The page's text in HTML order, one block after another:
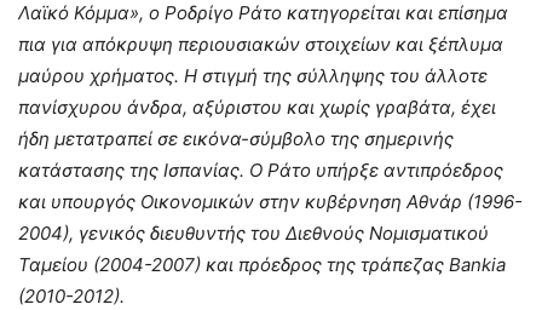
Λαϊκό Κόμμα», ο Ροδρίγο Ράτο κατηγορείται και επίσημα
πια για απόκρυψη περιουσιακών στοιχείων και ξέπλυμα
μαύρου χρήματος. Η στιγμή της σύλληψης του άλλοτε
πανίσχυρου άνδρα, αξύριστου και χωρίς γραβάτα, έχει
ήδη μετατραπεί σε εικόνα-σύμβολο της σημερινής
κατάστασης της Ισπανίας. Ο Ράτο υπήρξε αντιπρόεδρος
και υπουργός Οικονομικών στην κυβέρνηση Αθνάρ (1996-
2004), γενικός διευθυντής του Διεθνούς Νομισματικού
Ταμείου (2004-2007) και πρόεδρος της τράπεζας Bankia
(2010-2012).